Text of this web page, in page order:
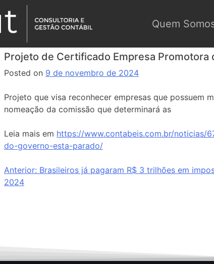
Quem
Projeto de Certificado Empresa
Posted on 9 de novembro de 2024
Projeto que visa reconhecer empresas que possuem
nomeação da comissão que determinará as
Leia mais em https://www.contabeis.com.br/
do-governo-esta-parado/
Anterior: Brasileiros já pagaram R$ 3 trilhões em
2024